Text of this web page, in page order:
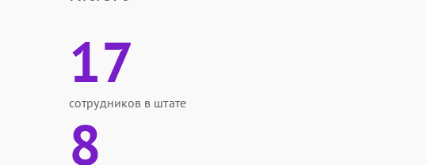
17
сотрудников в штате
8